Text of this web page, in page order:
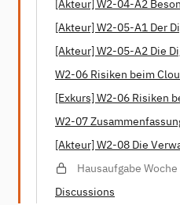
[Akteur] W2-04-A2
[Akteur] W2-05-A1 Der
[Akteur] W2-05-A2 Die
W2-06 Risiken beim
[Exkurs] W2-06 Risiken
W2-07
[Akteur] W2-08 Die
Hausaufgabe Woche
Discussions